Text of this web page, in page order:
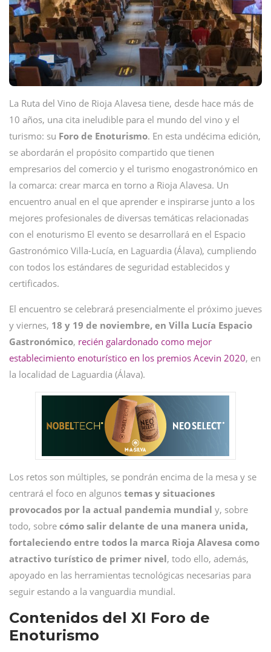
La Ruta del Vino de Rioja Alavesa tiene, desde hace más de
10 años, una cita ineludible para el mundo del vino y el
turismo: su Foro de Enoturismo. En esta undécima edición,
se abordarán el propósito compartido que tienen
empresarios del comercio y el turismo enogastronómico en
la comarca: crear marca en torno a Rioja Alavesa. Un
encuentro anual en el que aprender e inspirarse junto a los
mejores profesionales de diversas temáticas relacionadas
con el enoturismo El evento se desarrollará en el Espacio
Gastronómico Villa-Lucía, en Laguardia (Álava), cumpliendo
con todos los estándares de seguridad establecidos y
certificados.
El encuentro se celebrará presencialmente el próximo jueves
y viernes, 18 y 19 de noviembre, en Villa Lucía Espacio
Gastronómico, recién galardonado como mejor
establecimiento enoturístico en los premios Acevin 2020, en
la localidad de Laguardia (Álava).
Los retos son múltiples, se pondrán encima de la mesa y se
centrará el foco en algunos temas y situaciones
provocados por la actual pandemia mundial y, sobre
todo, sobre cómo salir delante de una manera unida,
fortaleciendo entre todos la marca Rioja Alavesa como
atractivo turístico de primer nivel, todo ello, además,
apoyado en las herramientas tecnológicas necesarias para
seguir estando a la vanguardia mundial.
Contenidos del XI Foro de
Enoturismo